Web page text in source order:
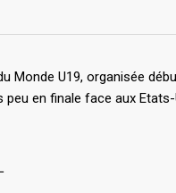
Monde U19, organisée
en finale face aux